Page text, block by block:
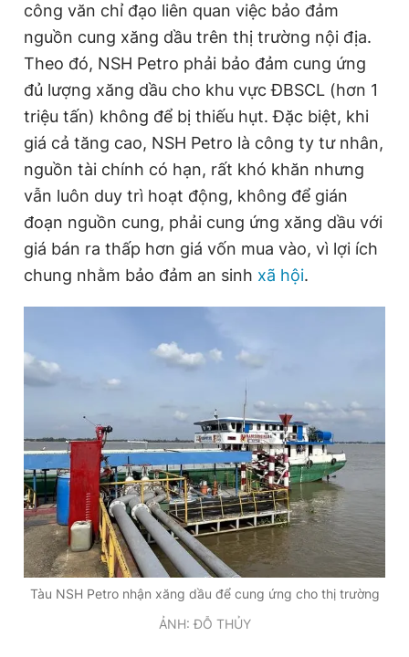
công văn chỉ đạo liên quan việc bảo đảm
nguồn cung xăng dầu trên thị trường nội địa.
Theo đó, NSH Petro phải bảo đảm cung ứng
đủ lượng xăng dầu cho khu vực ĐBSCL (hơn 1
triệu tấn) không để bị thiếu hụt. Đặc biệt, khi
giá cả tăng cao, NSH Petro là công ty tư nhân,
nguồn tài chính có hạn, rất khó khăn nhưng
vẫn luôn duy trì hoạt động, không để gián
đoạn nguồn cung, phải cung ứng xăng dầu với
giá bán ra thấp hơn giá vốn mua vào, vì lợi ích
chung nhằm bảo đảm an sinh xã hội.
Tàu NSH Petro nhận xăng dầu để cung ứng cho thị trường
ẢNH: ĐỖ THỦY